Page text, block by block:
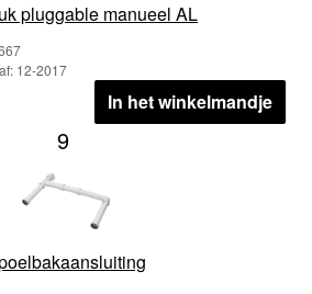
pluggable manueel AL
12-2017
In het winkelmandje
9